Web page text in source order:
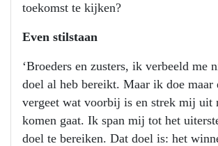
toekomst te kijken?
Even stilstaan
‘Broeders en zusters, ik verbeeld me
doel al heb bereikt. Maar ik doe maar
vergeet wat voorbij is en strek mij uit
komen gaat. Ik span mij tot het
doel te bereiken. Dat doel is: het